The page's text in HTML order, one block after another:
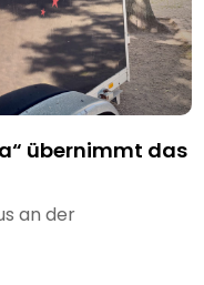
übernimmt das
an der